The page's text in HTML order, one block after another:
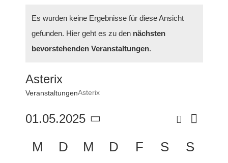
Es wurden keine Ergebnisse für diese Ansicht
gefunden. Hier geht es zu den nächsten
bevorstehenden Veranstaltungen.
Asterix
VeranstaltungenAsterix
Suche
Suche
Monat
01.05.2025
wählen.
Kalender
M D M D F S
S